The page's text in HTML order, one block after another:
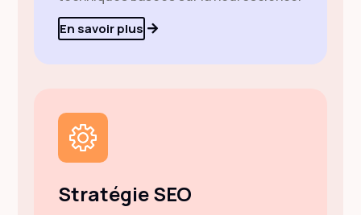
En savoir plus
Stratégie SEO